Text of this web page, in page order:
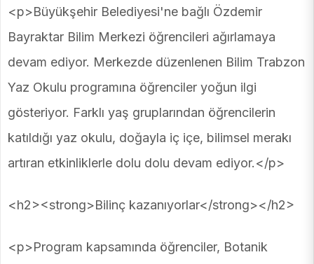
<p>Büyükşehir Belediyesi'ne bağlı Özdemir
Bayraktar Bilim Merkezi öğrencileri ağırlamaya
devam ediyor. Merkezde düzenlenen Bilim Trabzon
Yaz Okulu programına öğrenciler yoğun ilgi
gösteriyor. Farklı yaş gruplarından öğrencilerin
katıldığı yaz okulu, doğayla iç içe, bilimsel merakı
artıran etkinliklerle dolu dolu devam ediyor.</p>
<h2><strong>Bilinç kazanıyorlar</strong></h2>
<p>Program kapsamında öğrenciler, Botanik